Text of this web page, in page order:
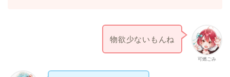
可燃ごみ
物欲少ないもんね